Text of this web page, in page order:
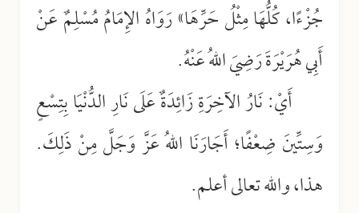
جُزْءًا، كُلُّهَا مِثْلُ حَرِّهَا» رَوَاهُ الإِمَامُ مُسْلِمٌ عَنْ
أَبِي هُرَيْرَةَ رَضِيَ اللهُ عَنْهُ.
أَيْ: نَارُ الآخِرَةِ زَائِدَةٌ عَلَى نَارِ الدُّنْيَا بِتِسْعٍ
وَسِتِّينَ ضِعْفًا؛ أَجَارَنَا اللهُ عَزَّ وَجَلَّ مِنْ ذَلِكَ.
هذا، والله تعالى أعلم.